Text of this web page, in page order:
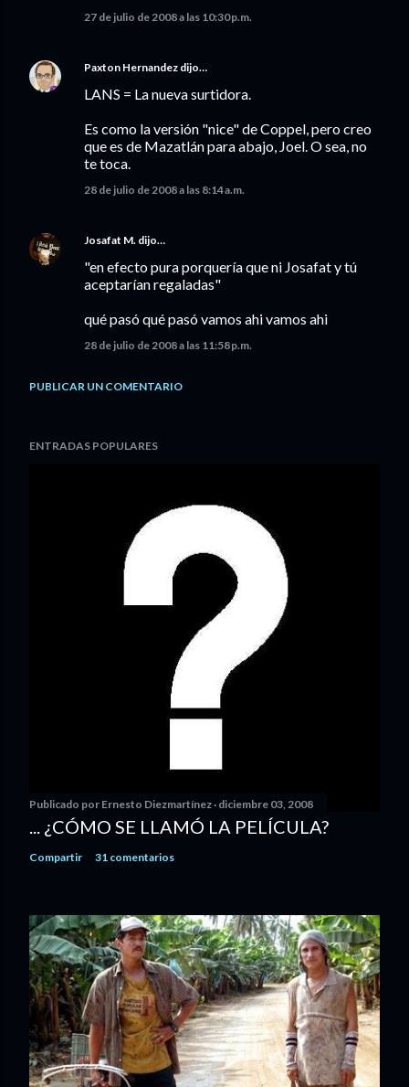
27 de julio de 2008 a las 10:30 p.m.
Paxton Hernandez dijo…
LANS = La nueva surtidora.
Es como la versión "nice" de Coppel, pero creo
que es de Mazatlán para abajo, Joel. O sea, no
te toca.
28 de julio de 2008 a las 8:14 a.m.
Josafat M. dijo…
"en efecto pura porquería que ni Josafat y tú
aceptarían regaladas"
qué pasó qué pasó vamos ahi vamos ahi
28 de julio de 2008 a las 11:58 p.m.
PUBLICAR UN COMENTARIO
ENTRADAS POPULARES
Publicado por Ernesto Diezmartínez diciembre 03, 2008
... ¿CÓMO SE LLAMÓ LA PELÍCULA?
Compartir 31 comentarios